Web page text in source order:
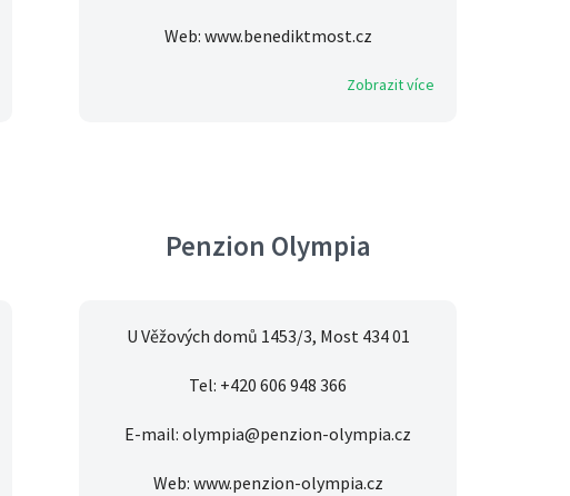
Web: www.benediktmost.cz
Zobrazit více
Penzion Olympia
U Věžových domů 1453/3, Most 434 01
Tel: +420 606 948 366
E-mail: olympia@penzion-olympia.cz
Web: www.penzion-olympia.cz